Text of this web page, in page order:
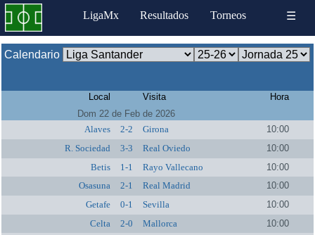
LigaMx Resultados Torneos ☰
Calendario
Local Visita
Hora
Dom 22 de Feb de 2026
Alaves
2-2 Girona
10:00
R. Sociedad
3-3 Real Oviedo
10:00
Betis
1-1 Rayo Vallecano
10:00
Osasuna
2-1 Real Madrid
10:00
Getafe
0-1 Sevilla
10:00
Celta
2-0 Mallorca
10:00